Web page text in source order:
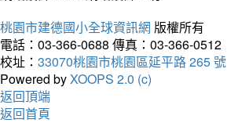
桃園市建德國小全球資訊網 版權所有
電話：03-366-0688 傳真：03-366-0512
校址： 33070桃園市桃園區延平路 265 號
Powered byXOOPS 2.0 (c)
返回頂端
返回首頁